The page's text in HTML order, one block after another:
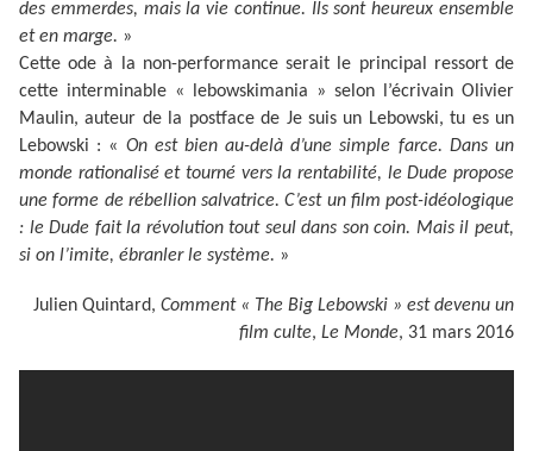
des emmerdes, mais la vie continue. Ils sont heureux ensemble
et en marge. »
Cette ode à la non-performance serait le principal ressort de
cette interminable « lebowskimania » selon l’écrivain Olivier
Maulin, auteur de la postface de Je suis un Lebowski, tu es un
Lebowski : « On est bien au-delà d’une simple farce. Dans un
monde rationalisé et tourné vers la rentabilité, le Dude propose
une forme de rébellion salvatrice. C’est un film post-idéologique
: le Dude fait la révolution tout seul dans son coin. Mais il peut,
si on l’imite, ébranler le système. »
Julien Quintard, Comment « The Big Lebowski » est devenu un
film culte, Le Monde, 31 mars 2016